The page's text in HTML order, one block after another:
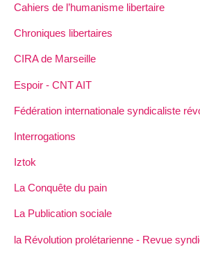
Cahiers de l’humanisme libertaire
Chroniques libertaires
CIRA de Marseille
Espoir - CNT AIT
Fédération internationale syndicaliste
Interrogations
Iztok
La Conquête du pain
La Publication sociale
la Révolution prolétarienne - Revue